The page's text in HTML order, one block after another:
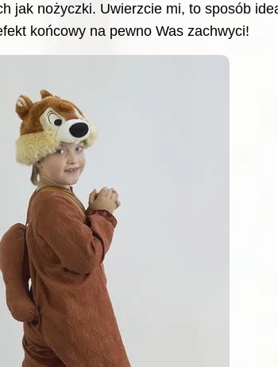
jak nożyczki. Uwierzcie mi, to sposób
końcowy na pewno Was zachwyci!